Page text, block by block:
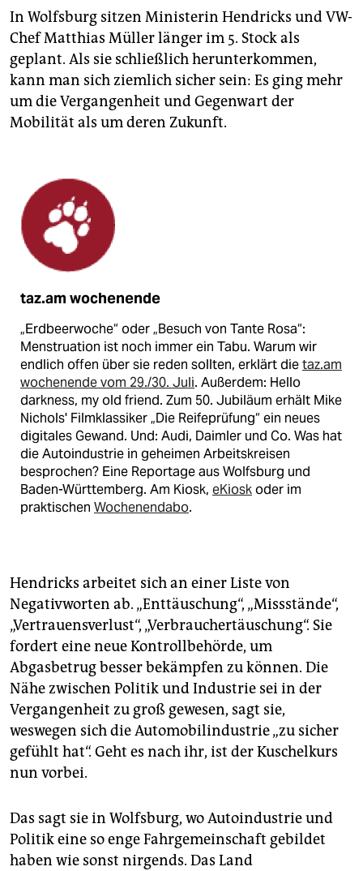
In Wolfsburg sitzen Ministerin Hendricks und VW-
Chef Matthias Müller länger im 5. Stock als
geplant. Als sie schließlich herunterkommen,
kann man sich ziemlich sicher sein: Es ging mehr
um die Vergangenheit und Gegenwart der
Mobilität als um deren Zukunft.
taz.am wochenende
„Erdbeerwoche“ oder „Besuch von Tante Rosa“:
Menstruation ist noch immer ein Tabu. Warum wir
endlich offen über sie reden sollten, erklärt dietaz.am
wochenende vom 29./30. Juli. Außerdem: Hello
darkness, my old friend. Zum 50. Jubiläum erhält Mike
Nichols' Filmklassiker „Die Reifeprüfung“ ein neues
digitales Gewand. Und: Audi, Daimler und Co. Was hat
die Autoindustrie in geheimen Arbeitskreisen
besprochen? Eine Reportage aus Wolfsburg und
Baden-Württemberg. Am Kiosk, eKioskoder im
praktischen Wochenendabo.
Hendricks arbeitet sich an einer Liste von
Negativworten ab. „Enttäuschung“, „Missstände“,
„Vertrauensverlust“, „Verbrauchertäuschung“. Sie
fordert eine neue Kontrollbehörde, um
Abgasbetrug besser bekämpfen zu können. Die
Nähe zwischen Politik und Industrie sei in der
Vergangenheit zu groß gewesen, sagt sie,
weswegen sich die Automobilindustrie „zu sicher
gefühlt hat“. Geht es nach ihr, ist der Kuschelkurs
nun vorbei.
Das sagt sie in Wolfsburg, wo Autoindustrie und
Politik eine so enge Fahrgemeinschaft gebildet
haben wie sonst nirgends. Das Land